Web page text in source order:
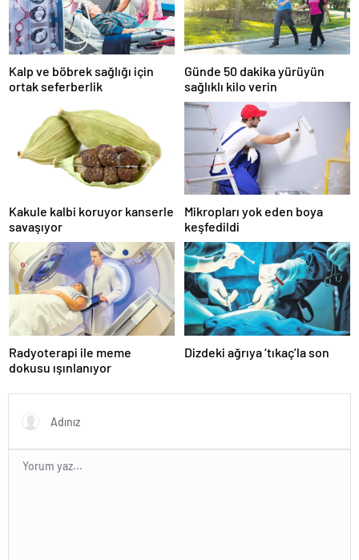
Kalp ve böbrek sağlığı için
ortak seferberlik
Günde 50 dakika yürüyün
sağlıklı kilo verin
Kakule kalbi koruyor kanserle
savaşıyor
Mikropları yok eden boya
keşfedildi
Radyoterapi ile meme
dokusu ışınlanıyor
Dizdeki ağrıya ‘tıkaç’la son